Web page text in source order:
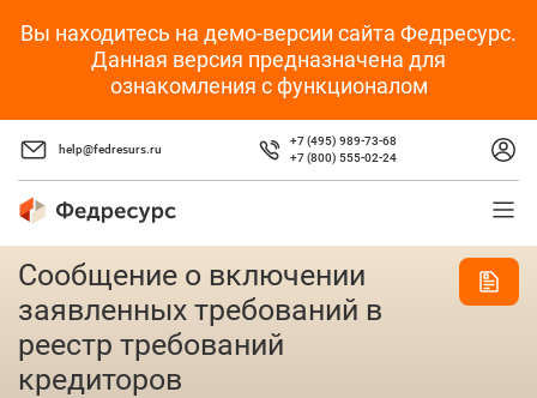
Вы находитесь на демо-версии сайта Федресурс.
Данная версия предназначена для
ознакомления с функционалом
help@fedresurs.ru
+7 (495) 989-73-68
+7 (800) 555-02-24
Сообщение о включении
заявленных требований в
реестр требований
кредиторов